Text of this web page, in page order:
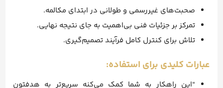
صحبت‌های غیررسمی و طولانی در ابتدای مکالمه.
تمرکز بر جزئیات فنی بی‌اهمیت به جای نتیجه نهایی.
تلاش برای کنترل کامل فرآیند تصمیم‌گیری.
عبارات کلیدی برای استفاده:
“این راهکار به شما کمک می‌کنه سریع‌تر به هدفتون